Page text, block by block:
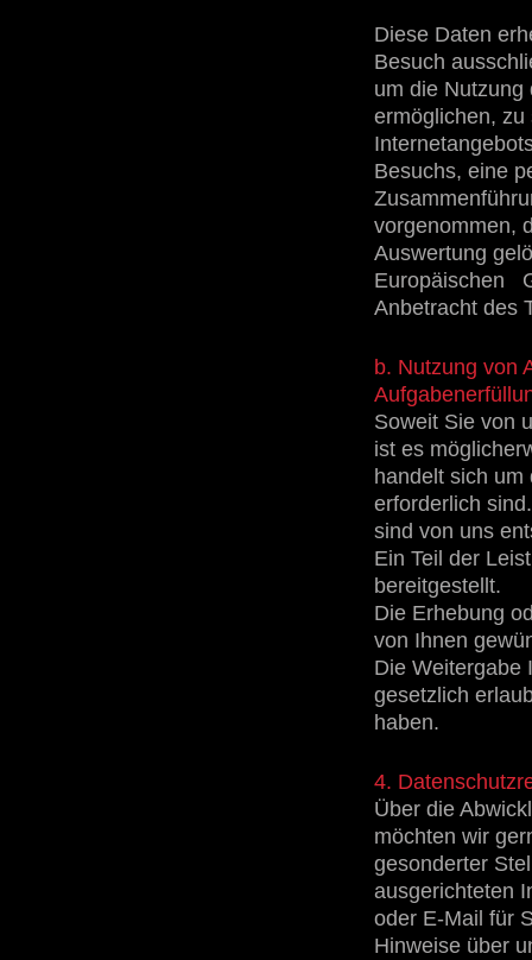
Diese Daten
Besuch
um die Nutzung
ermöglichen, zu
Besuchs, eine
vorgenommen,
Auswertung
Europäischen
Anbetracht des
b. Nutzung von
Soweit Sie von
ist es
handelt sich
erforderlich
sind von uns
Ein Teil der
bereitgestellt.
Die Erhebung
von Ihnen
Die Weitergabe
gesetzlich
haben.
4.
Über die
möchten wir
gesonderter
ausgerichteten
oder E-Mail für
Hinweise über